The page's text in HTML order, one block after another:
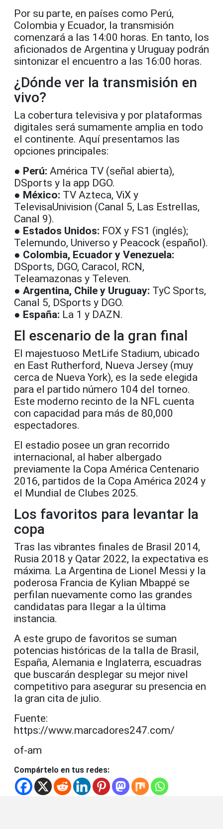
Por su parte, en países como Perú,
Colombia y Ecuador, la transmisión
comenzará a las 14:00 horas. En tanto, los
aficionados de Argentina y Uruguay podrán
sintonizar el encuentro a las 16:00 horas.
¿Dónde ver la transmisión en
vivo?
La cobertura televisiva y por plataformas
digitales será sumamente amplia en todo
el continente. Aquí presentamos las
opciones principales:
● Perú: América TV (señal abierta),
DSports y la app DGO.
● México: TV Azteca, ViX y
TelevisaUnivision (Canal 5, Las Estrellas,
Canal 9).
● Estados Unidos: FOX y FS1 (inglés);
Telemundo, Universo y Peacock (español).
● Colombia, Ecuador y Venezuela:
DSports, DGO, Caracol, RCN,
Teleamazonas y Televen.
● Argentina, Chile y Uruguay: TyC Sports,
Canal 5, DSports y DGO.
● España: La 1 y DAZN.
El escenario de la gran final
El majestuoso MetLife Stadium, ubicado
en East Rutherford, Nueva Jersey (muy
cerca de Nueva York), es la sede elegida
para el partido número 104 del torneo.
Este moderno recinto de la NFL cuenta
con capacidad para más de 80,000
espectadores.
El estadio posee un gran recorrido
internacional, al haber albergado
previamente la Copa América Centenario
2016, partidos de la Copa América 2024 y
el Mundial de Clubes 2025.
Los favoritos para levantar la
copa
Tras las vibrantes finales de Brasil 2014,
Rusia 2018 y Qatar 2022, la expectativa es
máxima. La Argentina de Lionel Messi y la
poderosa Francia de Kylian Mbappé se
perfilan nuevamente como las grandes
candidatas para llegar a la última
instancia.
A este grupo de favoritos se suman
potencias históricas de la talla de Brasil,
España, Alemania e Inglaterra, escuadras
que buscarán desplegar su mejor nivel
competitivo para asegurar su presencia en
la gran cita de julio.
Fuente:
https://www.marcadores247.com/
of-am
Compártelo en tus redes: